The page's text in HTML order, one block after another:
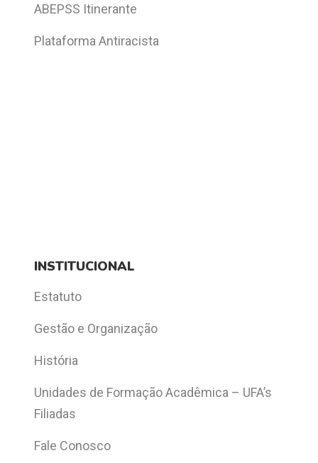
ABEPSS Itinerante
Plataforma Antiracista
INSTITUCIONAL
Estatuto
Gestão e Organização
História
Unidades de Formação Acadêmica – UFA’s
Filiadas
Fale Conosco